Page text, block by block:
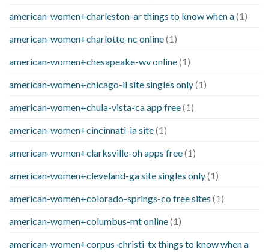
american-women+charleston-ar things to know when a(1)
american-women+charlotte-nc online(1)
american-women+chesapeake-wv online(1)
american-women+chicago-il site singles only(1)
american-women+chula-vista-ca app free(1)
american-women+cincinnati-ia site(1)
american-women+clarksville-oh apps free(1)
american-women+cleveland-ga site singles only(1)
american-women+colorado-springs-co free sites (1)
american-women+columbus-mt online(1)
american-women+corpus-christi-tx things to know when a